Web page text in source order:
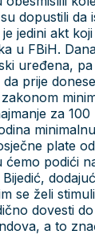
dopustili da
jedini akt
u FBiH.
uređena,
prije
za
plate
podići
se želi
dovesti
a to